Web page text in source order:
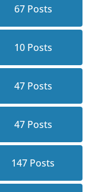
67Posts
10Posts
47Posts
47Posts
147 Posts